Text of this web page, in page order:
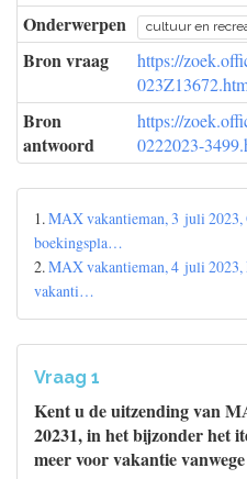
Onderwerpen cultuur en
Bron vraag
https://
Bron
antwoord
https://
0222023-
1.MAX vakantieman, 3 juli
boekingspla…
2.MAX vakantieman, 4 juli
vakanti…
Vraag 1
Kent u de uitzending van
20231, in het bijzonder het
meer voor vakantie